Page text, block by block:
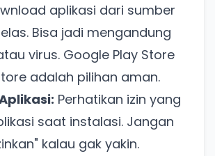
aplikasi dari sumber
Bisa jadi mengandung
virus. Google Play Store
adalah pilihan aman.
Perhatikan izin yang
saat instalasi. Jangan
kalau gak yakin.